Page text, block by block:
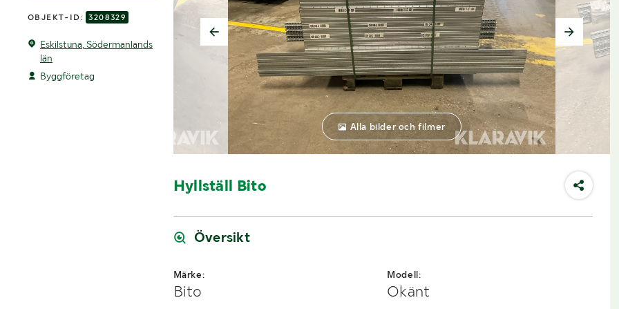
OBJEKT-ID: 3208329
Eskilstuna, Södermanlands
län
Byggföretag
Alla bilder och filmer
Hyllställ Bito
Översikt
Märke:
Bito
Modell:
Okänt